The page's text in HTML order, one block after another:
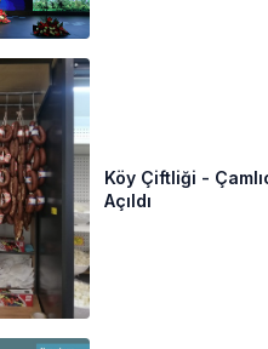
Köy Çiftliği -
Açıldı